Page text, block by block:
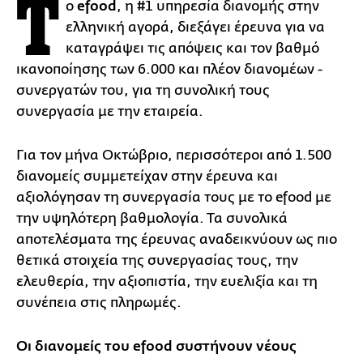
Τ ο efood , η #1 υπηρεσία διανομής στην
ελληνική αγορά, διεξάγει έρευνα για να
καταγράψει τις απόψεις και τον βαθμό
ικανοποίησης των 6.000 και πλέον διανομέων -
συνεργατών του, για τη συνολική τους
συνεργασία με την εταιρεία.
Για τον μήνα Οκτώβριο, περισσότεροι από 1.500
διανομείς συμμετείχαν στην έρευνα και
αξιολόγησαν τη συνεργασία τους με το efood με
την υψηλότερη βαθμολογία. Τα συνολικά
αποτελέσματα της έρευνας αναδεικνύουν ως πιο
θετικά στοιχεία της συνεργασίας τους, την
ελευθερία, την αξιοπιστία, την ευελιξία και τη
συνέπεια στις πληρωμές.
Οι διανομείς του efood συστήνουν νέους